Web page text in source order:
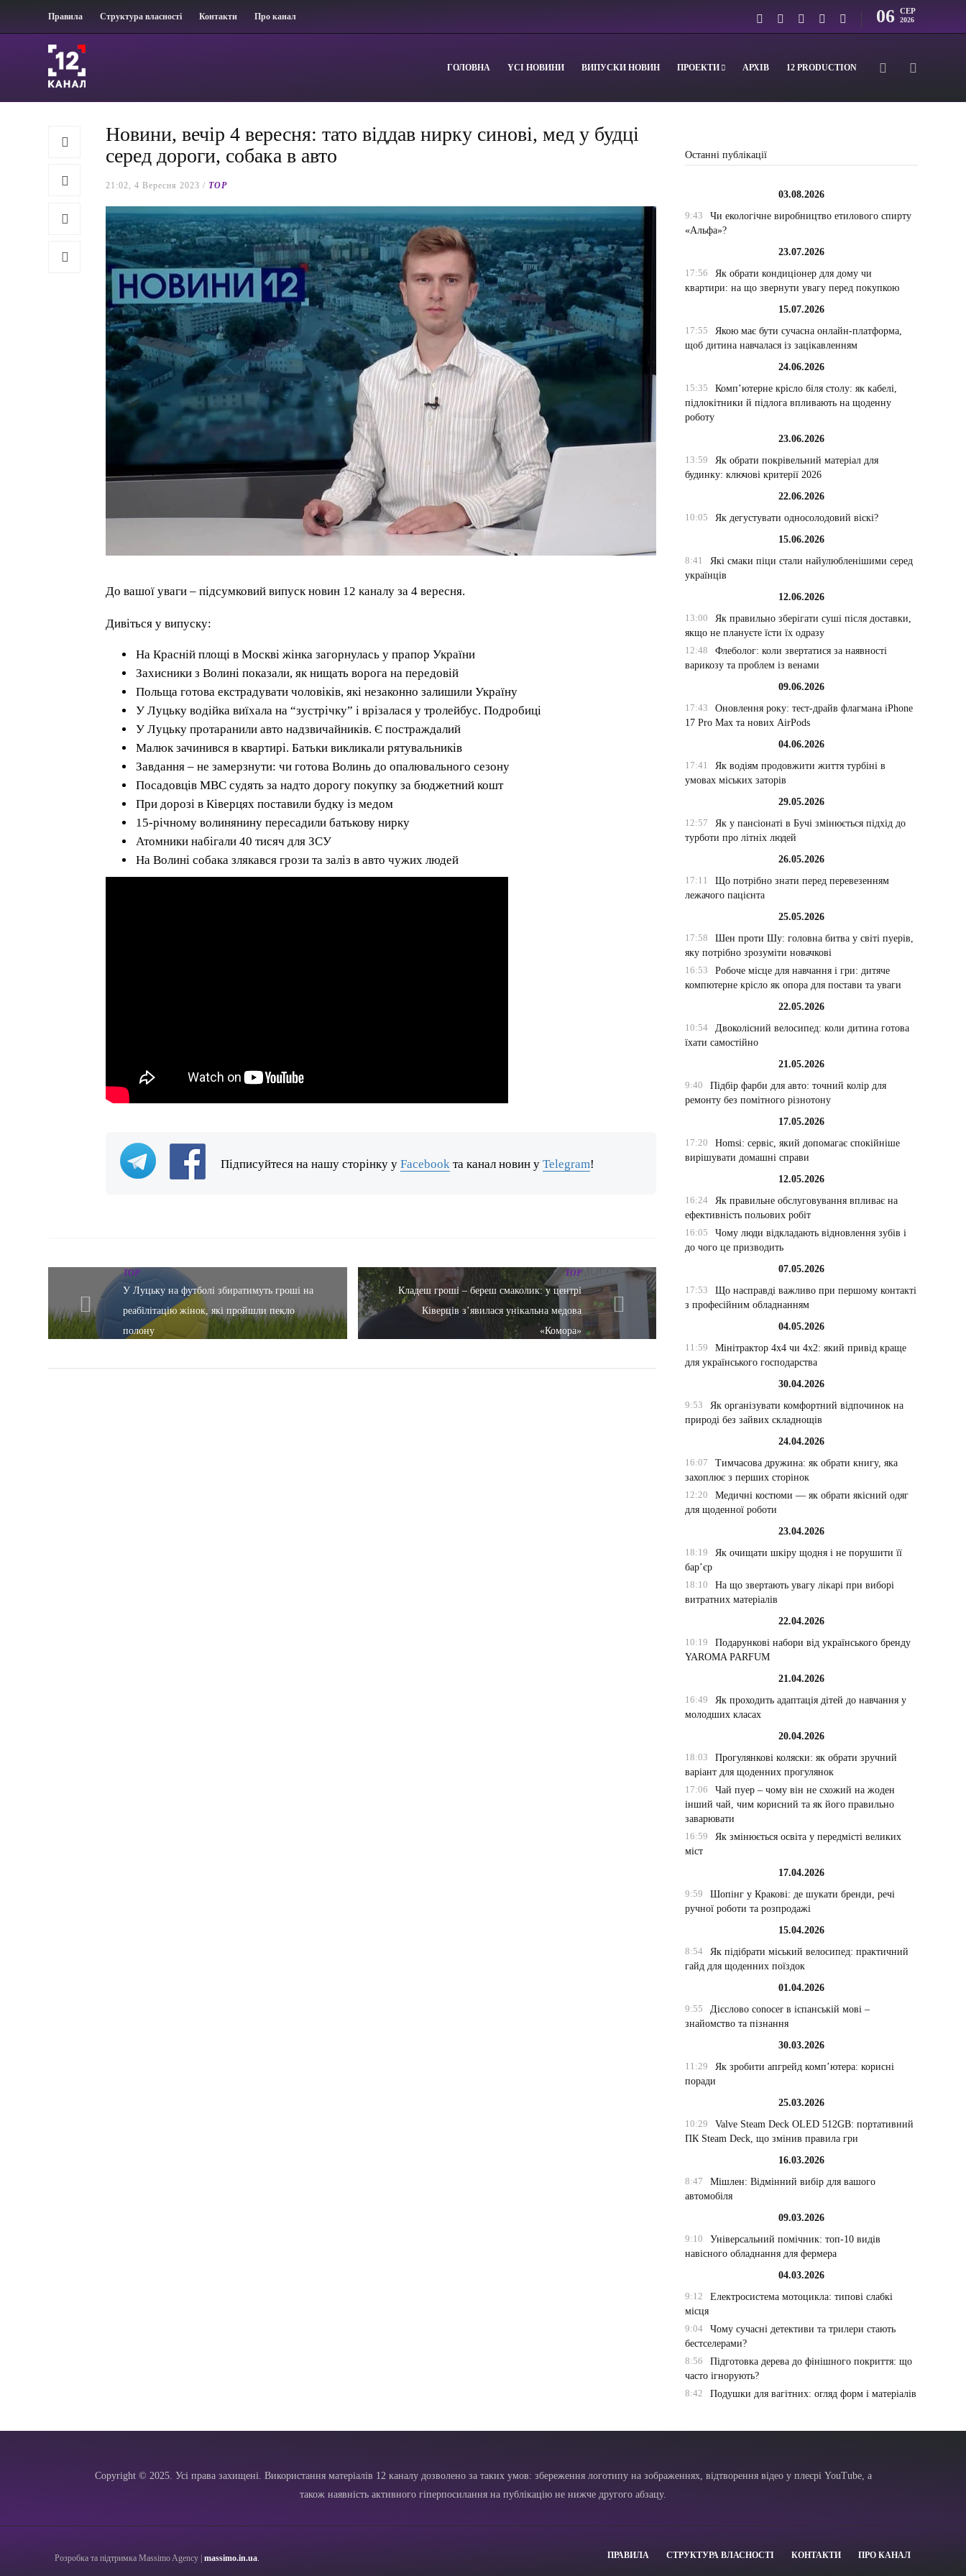
Правила Структура власності Контакти Про канал 06 СЕР
2026
ГОЛОВНА YСІ НОВИНИ ВИПУСКИ НОВИН ПРОЕКТИ АРХІВ 12 PRODUCTION
Новини, вечір 4 вересня: тато віддав нирку синові, мед у будці
серед дороги, собака в авто
21:02, 4 Вересня 2023 / TOP
До вашої уваги – підсумковий випуск новин 12 каналу за 4 вересня.
Дивіться у випуску:
На Красній площі в Москві жінка загорнулась у прапор України
Захисники з Волині показали, як нищать ворога на передовій
Польща готова екстрадувати чоловіків, які незаконно залишили Україну
У Луцьку водійка виїхала на “зустрічку” і врізалася у тролейбус. Подробиці
У Луцьку протаранили авто надзвичайників. Є постраждалий
Малюк зачинився в квартирі. Батьки викликали рятувальників
Завдання – не замерзнути: чи готова Волинь до опалювального сезону
Посадовців МВС судять за надто дорогу покупку за бюджетний кошт
При дорозі в Ківерцях поставили будку із медом
15-річному волинянину пересадили батькову нирку
Атомники набігали 40 тисяч для ЗСУ
На Волині собака злякався грози та заліз в авто чужих людей
Підписуйтеся на нашу сторінку уFacebook та канал новин уTelegram!
TOP
У Луцьку на футболі збиратимуть гроші на
реабілітацію жінок, які пройшли пекло
полону
TOP
Кладеш гроші – береш смаколик: у центрі
Ківерців з’явилася унікальна медова
«Комора»
Останні публікації
03.08.2026
9:43
Чи екологічне виробництво етилового спирту
«Альфа»?
23.07.2026
17:56
Як обрати кондиціонер для дому чи
квартири: на що звернути увагу перед покупкою
15.07.2026
17:55
Якою має бути сучасна онлайн-платформа,
щоб дитина навчалася із зацікавленням
24.06.2026
15:35
Комп’ютерне крісло біля столу: як кабелі,
підлокітники й підлога впливають на щоденну
роботу
23.06.2026
13:59
Як обрати покрівельний матеріал для
будинку: ключові критерії 2026
22.06.2026
10:05
Як дегустувати односолодовий віскі?
15.06.2026
8:41
Які смаки піци стали найулюбленішими серед
українців
12.06.2026
13:00
Як правильно зберігати суші після доставки,
якщо не плануєте їсти їх одразу
12:48
Флеболог: коли звертатися за наявності
варикозу та проблем із венами
09.06.2026
17:43
Оновлення року: тест-драйв флагмана iPhone
17 Pro Max та нових AirPods
04.06.2026
17:41
Як водіям продовжити життя турбіні в
умовах міських заторів
29.05.2026
12:57
Як у пансіонаті в Бучі змінюється підхід до
турботи про літніх людей
26.05.2026
17:11
Що потрібно знати перед перевезенням
лежачого пацієнта
25.05.2026
17:58
Шен проти Шу: головна битва у світі пуерів,
яку потрібно зрозуміти новачкові
16:53
Робоче місце для навчання і гри: дитяче
компютерне крісло як опора для постави та уваги
22.05.2026
10:54
Двоколісний велосипед: коли дитина готова
їхати самостійно
21.05.2026
9:40
Підбір фарби для авто: точний колір для
ремонту без помітного різнотону
17.05.2026
17:20
Homsi: сервіс, який допомагає спокійніше
вирішувати домашні справи
12.05.2026
16:24
Як правильне обслуговування впливає на
ефективність польових робіт
16:05
Чому люди відкладають відновлення зубів і
до чого це призводить
07.05.2026
17:53
Що насправді важливо при першому контакті
з професійним обладнанням
04.05.2026
11:59
Мінітрактор 4х4 чи 4х2: який привід краще
для українського господарства
30.04.2026
9:53
Як організувати комфортний відпочинок на
природі без зайвих складнощів
24.04.2026
16:07
Тимчасова дружина: як обрати книгу, яка
захоплює з перших сторінок
12:20
Медичні костюми — як обрати якісний одяг
для щоденної роботи
23.04.2026
18:19
Як очищати шкіру щодня і не порушити її
бар’єр
18:10
На що звертають увагу лікарі при виборі
витратних матеріалів
22.04.2026
10:19
Подарункові набори від українського бренду
YAROMA PARFUM
21.04.2026
16:49
Як проходить адаптація дітей до навчання у
молодших класах
20.04.2026
18:03
Прогулянкові коляски: як обрати зручний
варіант для щоденних прогулянок
17:06
Чай пуер – чому він не схожий на жоден
інший чай, чим корисний та як його правильно
заварювати
16:59
Як змінюється освіта у передмісті великих
міст
17.04.2026
9:59
Шопінг у Кракові: де шукати бренди, речі
ручної роботи та розпродажі
15.04.2026
8:54
Як підібрати міський велосипед: практичний
гайд для щоденних поїздок
01.04.2026
9:55
Дієслово conocer в іспанській мові –
знайомство та пізнання
30.03.2026
11:29
Як зробити апгрейд комп’ютера: корисні
поради
25.03.2026
10:29
Valve Steam Deck OLED 512GB: портативний
ПК Steam Deck, що змінив правила гри
16.03.2026
8:47
Мішлен: Відмінний вибір для вашого
автомобіля
09.03.2026
9:10
Універсальний помічник: топ-10 видів
навісного обладнання для фермера
04.03.2026
9:12
Електросистема мотоцикла: типові слабкі
місця
9:04
Чому сучасні детективи та трилери стають
бестселерами?
8:56
Підготовка дерева до фінішного покриття: що
часто ігнорують?
8:42
Подушки для вагітних: огляд форм і матеріалів
Copyright © 2025. Усі права захищені. Використання матеріалів 12 каналу дозволено за таких умов: збереження логотипу на зображеннях, відтворення відео у плеєрі YouTube, а
також наявність активного гіперпосилання на публікацію не нижче другого абзацу.
Розробка та підтримка Massimo Agency |massimo.in.ua. ПРАВИЛА СТРУКТУРА ВЛАСНОСТІ КОНТАКТИ ПРО КАНАЛ